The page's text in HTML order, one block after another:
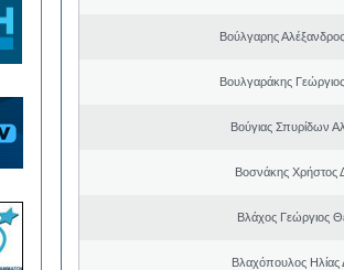
Βούλγαρης
Βουλγαράκης
Βούγιας Σπυρίδων
Βοσνάκης Χρήστος
Βλάχος Γεώργιος
Βλαχόπουλος Ηλίας